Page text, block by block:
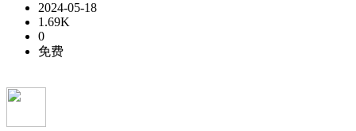
2024-05-18
1.69K
0
免费